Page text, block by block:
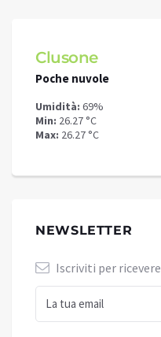
Clusone
Poche nuvole
Umidità: 69%
Min: 26.27 °C
Max: 26.27 °C
NEWSLETTER
Iscriviti per